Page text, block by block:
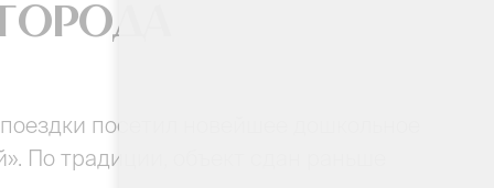
посетил новейшее дошкольное
По традиции, объект сдан раньше